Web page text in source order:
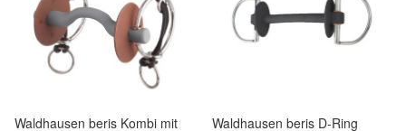
Waldhausen beris Kombi mit
Waldhausen beris D-Ring